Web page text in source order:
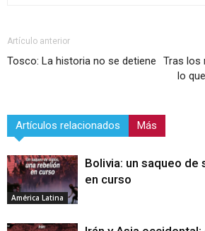
Artículo anterior
Tosco: La historia no se detiene
Tras los
lo
Artículos relacionados Más
América Latina
Bolivia: un saqueo de
en curso